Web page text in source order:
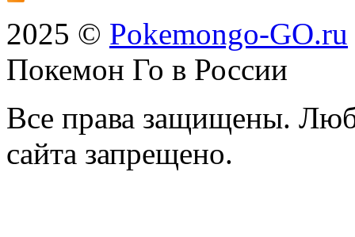
2025 © Pokemongo-GO.ru
Покемон Го в России
Все права защищены.
сайта запрещено.